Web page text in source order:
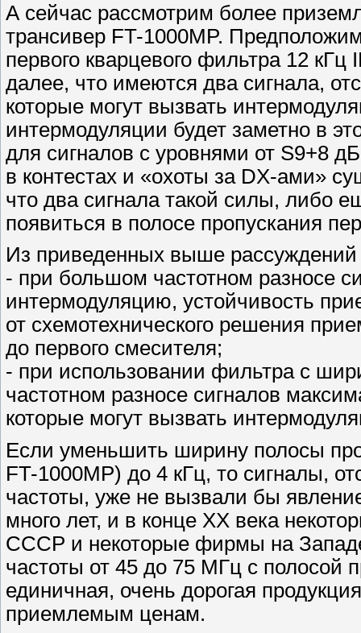
А сейчас рассмотрим более
трансивер FT-1000MP.
первого кварцевого фильтра 12
далее, что имеются два сигнала,
которые могут вызвать
интермодуляции будет заметно в
для сигналов с уровнями от S9+8
в контестах и «охоты за DX-ами»
что два сигнала такой силы, либо
появиться в полосе пропускания
Из приведенных выше
- при большом частотном разносе
интермодуляцию, устойчивость
от схемотехнического решения
до первого смесителя;
- при использовании фильтра с
частотном разносе сигналов
которые могут вызвать
Если уменьшить ширину полосы
FT-1000MP) до 4 кГц, то сигналы,
частоты, уже не вызвали бы
много лет, и в конце XX века
СССР и некоторые фирмы на
частоты от 45 до 75 МГц с полосой
единичная, очень дорогая
приемлемым ценам.